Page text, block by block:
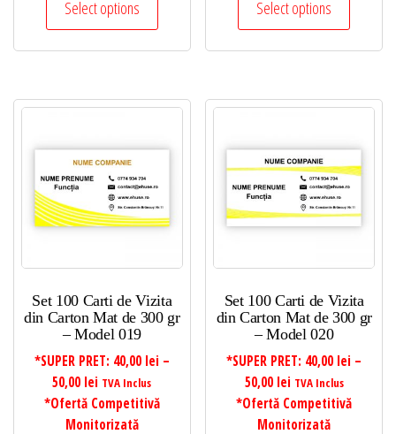
Select options
variații.
fi
alese
pagina
produsului.
Select options
variații.
pot
fi
alese
pagina
Set 100 Carti de Vizita
din Carton Mat de 300 gr
– Model 019
*SUPER PRET: 40,00 lei –
50,00 lei Interval
de
prețuri:
TVA Inclus
*Ofertă Competitivă
Monitorizată
Set 100 Carti de Vizita
din Carton Mat de 300 gr
– Model 020
*SUPER PRET: 40,00 lei –
50,00 leiInterval
de
prețuri:
TVA Inclus
*Ofertă Competitivă
Monitorizată